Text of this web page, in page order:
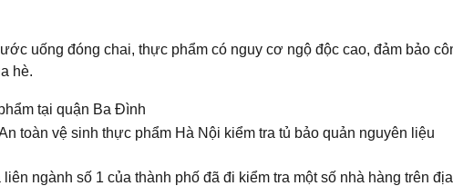
uống đóng chai, thực phẩm có nguy cơ ngộ độc cao, đảm bảo
hè.
toàn vệ sinh thực phẩm Hà Nội kiểm tra tủ bảo quản nguyên liệu
ngành số 1 của thành phố đã đi kiểm tra một số nhà hàng trên địa